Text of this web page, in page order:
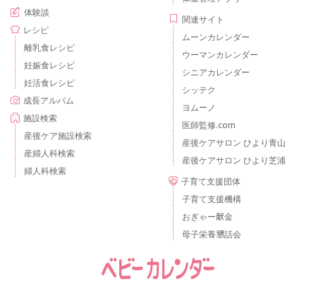
体験談
レシピ
離乳食レシピ
妊娠食レシピ
妊活食レシピ
成長アルバム
施設検索
産後ケア施設検索
産婦人科検索
婦人科検索
関連サイト
ムーンカレンダー
ウーマンカレンダー
シニアカレンダー
シッテク
ヨムーノ
医師監修.com
産後ケアサロン ひより青山
産後ケアサロン ひより芝浦
子育て支援団体
子育て支援機構
おぎゃー献金
母子栄養懇話会